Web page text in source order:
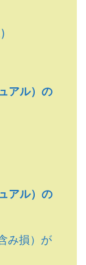
アル）の
アル）の
み損）が